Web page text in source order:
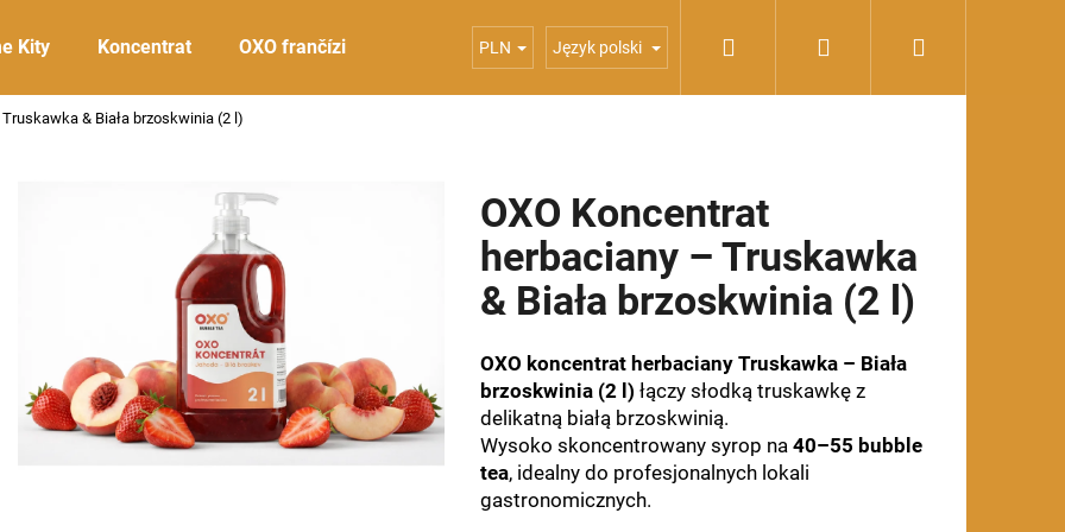
Kity Koncentrat OXO frančízi Syropy Zestawy OXO
PLN Język polski
& Biała brzoskwinia (2 l)
OXO Koncentrat
herbaciany – Truskawka
& Biała brzoskwinia (2 l)
OXO koncentrat herbaciany Truskawka – Biała
brzoskwinia (2 l) łączy słodką truskawkę z
delikatną białą brzoskwinią.
Wysoko skoncentrowany syrop na 40–55 bubble
tea, idealny do profesjonalnych lokali
gastronomicznych.
Czego szukasz?
Polecamy